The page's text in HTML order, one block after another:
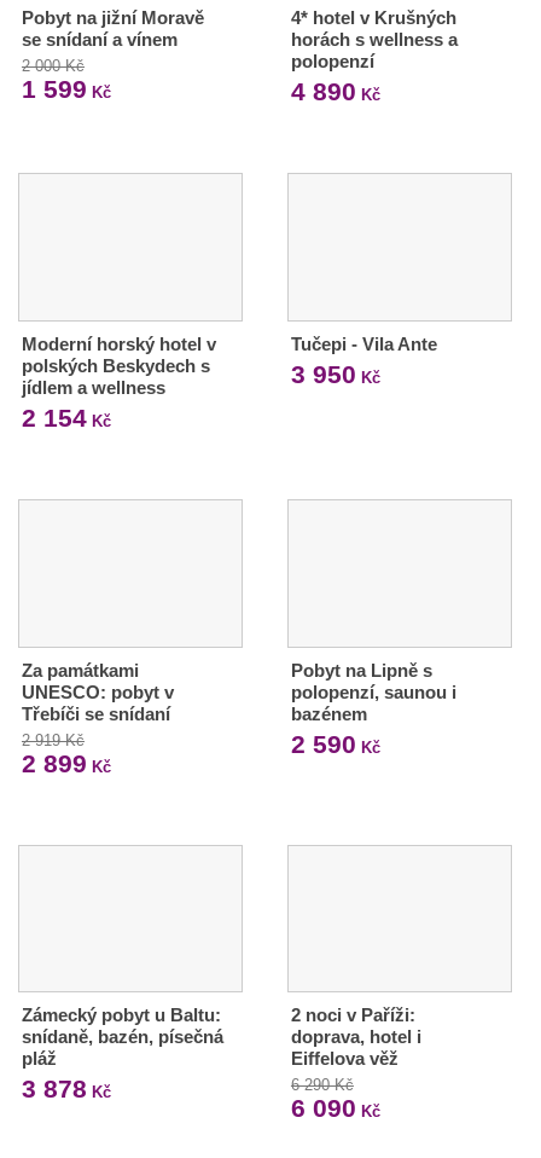
Pobyt na jižní Moravě
se snídaní a vínem
2 000 Kč
1 599 Kč
4* hotel v Krušných
horách s wellness a
polopenzí
4 890 Kč
Moderní horský hotel v
polských Beskydech s
jídlem a wellness
2 154 Kč
Tučepi - Vila Ante
3 950 Kč
Za památkami
UNESCO: pobyt v
Třebíči se snídaní
2 919 Kč
2 899 Kč
Pobyt na Lipně s
polopenzí, saunou i
bazénem
2 590 Kč
Zámecký pobyt u Baltu:
snídaně, bazén, písečná
pláž
3 878 Kč
2 noci v Paříži:
doprava, hotel i
Eiffelova věž
6 290 Kč
6 090 Kč